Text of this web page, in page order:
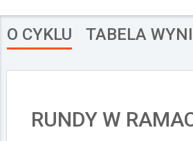
O CYKLU TABELA
RUNDY W